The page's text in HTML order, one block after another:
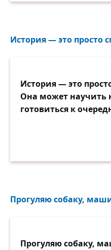
История — это просто
История — это
Она может научить
готовиться к
Прогуляю собаку,
Прогуляю собаку,